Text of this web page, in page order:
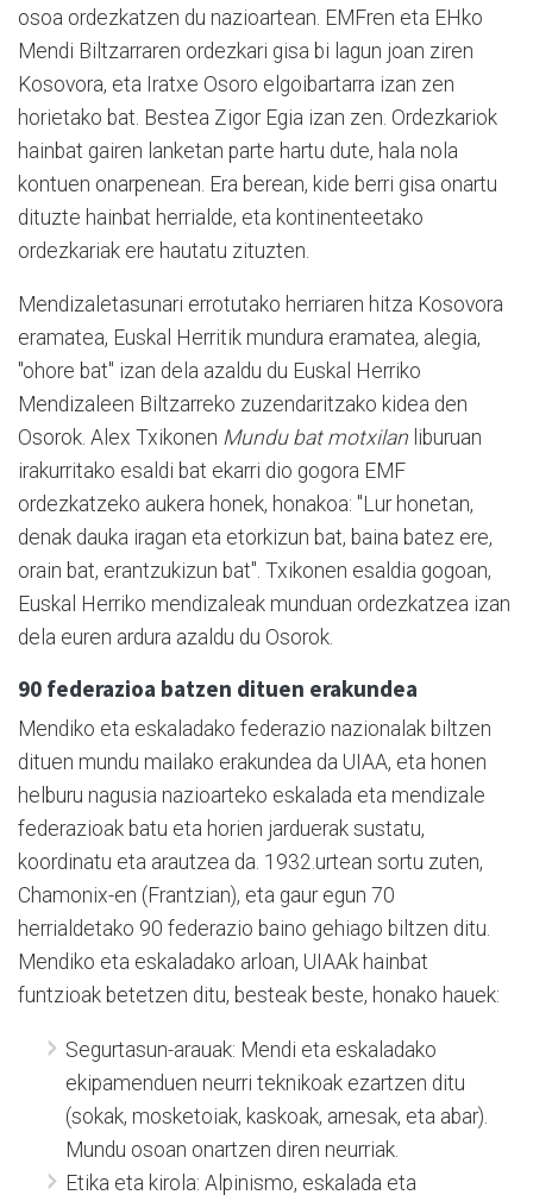
osoa ordezkatzen du nazioartean. EMFren eta EHko
Mendi Biltzarraren ordezkari gisa bi lagun joan ziren
Kosovora, eta Iratxe Osoro elgoibartarra izan zen
horietako bat. Bestea Zigor Egia izan zen. Ordezkariok
hainbat gairen lanketan parte hartu dute, hala nola
kontuen onarpenean. Era berean, kide berri gisa onartu
dituzte hainbat herrialde, eta kontinenteetako
ordezkariak ere hautatu zituzten.
Mendizaletasunari errotutako herriaren hitza Kosovora
eramatea, Euskal Herritik mundura eramatea, alegia,
"ohore bat" izan dela azaldu du Euskal Herriko
Mendizaleen Biltzarreko zuzendaritzako kidea den
Osorok. Alex Txikonen Mundu bat motxilan liburuan
irakurritako esaldi bat ekarri dio gogora EMF
ordezkatzeko aukera honek, honakoa: "Lur honetan,
denak dauka iragan eta etorkizun bat, baina batez ere,
orain bat, erantzukizun bat". Txikonen esaldia gogoan,
Euskal Herriko mendizaleak munduan ordezkatzea izan
dela euren ardura azaldu du Osorok.
90 federazioa batzen dituen erakundea
Mendiko eta eskaladako federazio nazionalak biltzen
dituen mundu mailako erakundea da UIAA, eta honen
helburu nagusia nazioarteko eskalada eta mendizale
federazioak batu eta horien jarduerak sustatu,
koordinatu eta arautzea da. 1932.urtean sortu zuten,
Chamonix-en (Frantzian), eta gaur egun 70
herrialdetako 90 federazio baino gehiago biltzen ditu.
Mendiko eta eskaladako arloan, UIAAk hainbat
funtzioak betetzen ditu, besteak beste, honako hauek:
Segurtasun-arauak: Mendi eta eskaladako
ekipamenduen neurri teknikoak ezartzen ditu
(sokak, mosketoiak, kaskoak, arnesak, eta abar).
Mundu osoan onartzen diren neurriak.
Etika eta kirola: Alpinismo, eskalada eta